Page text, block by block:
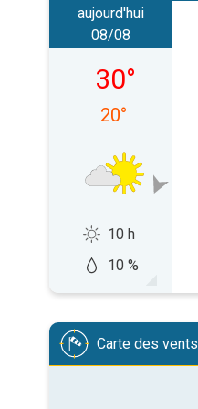
aujourd'hui
samedi 08/08
08/08
30°
20°
10 h
10 %
Carte des vents